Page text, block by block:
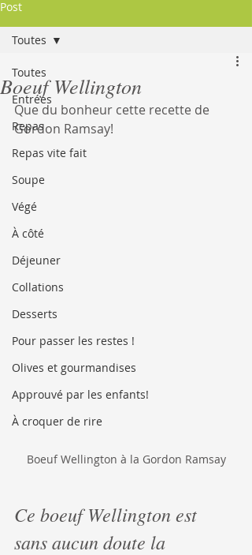
Post
Toutes
Entrées
Repas
Repas vite fait
Soupe
Végé
À côté
Déjeuner
Collations
Desserts
Pour passer les restes !
Olives et gourmandises
Approuvé par les enfants!
À croquer de rire
Toutes
Boeuf Wellington
Que du bonheur cette recette de
Gordon Ramsay!
Boeuf Wellington à la Gordon Ramsay
Ce boeuf Wellington est
sans aucun doute la